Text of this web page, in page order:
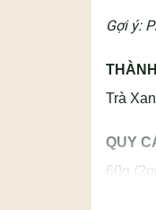
Gợi ý:
Trà
QUY
60g